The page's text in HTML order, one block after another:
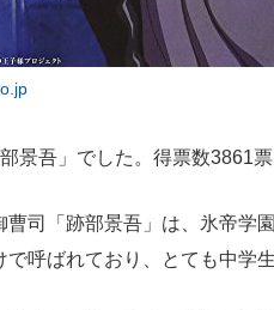
景吾」でした。得票数3861票
司「跡部景吾」は、氷帝学
で呼ばれており、とても中学